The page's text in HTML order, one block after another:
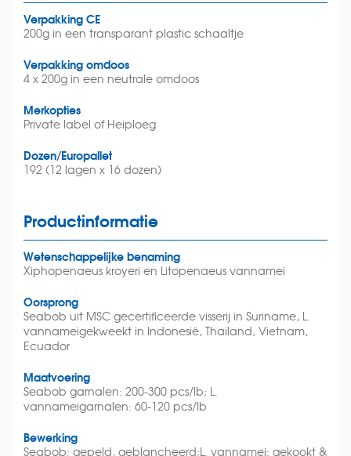
Verpakking CE
200g in een transparant plastic schaaltje
Verpakking omdoos
4 x 200g in een neutrale omdoos
Merkopties
Private label of Heiploeg
Dozen/Europallet
192 (12 lagen x 16 dozen)
Productinformatie
Wetenschappelijke benaming
Xiphopenaeus kroyeri en Litopenaeus vannamei
Oorsprong
Seabob uit MSC gecertificeerde visserij in Suriname, L.
vannameigekweekt in Indonesië, Thailand, Vietnam,
Ecuador
Maatvoering
Seabob garnalen: 200-300 pcs/lb; L.
vannameigarnalen: 60-120 pcs/lb
Bewerking
Seabob: gepeld, geblancheerd;L. vannamei: gekookt &